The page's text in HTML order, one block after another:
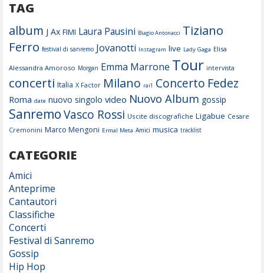
TAG
album J Ax FIMI Laura Pausini Biagio Antonacci Tiziano
Ferro festival di sanremo Jovanotti Instagram live Lady Gaga Elisa
Alessandra Amoroso Morgan Emma Marrone Tour intervista
concerti Italia X Factor Milano rai1 Concerto Fedez
Roma date nuovo singolo video Nuovo Album gossip
SanremoVasco Rossi Uscite discografiche Ligabue Cesare
Cremonini Marco Mengoni Ermal Meta Amici musica tracklist
CATEGORIE
Amici
Anteprime
Cantautori
Classifiche
Concerti
Festival di Sanremo
Gossip
Hip Hop